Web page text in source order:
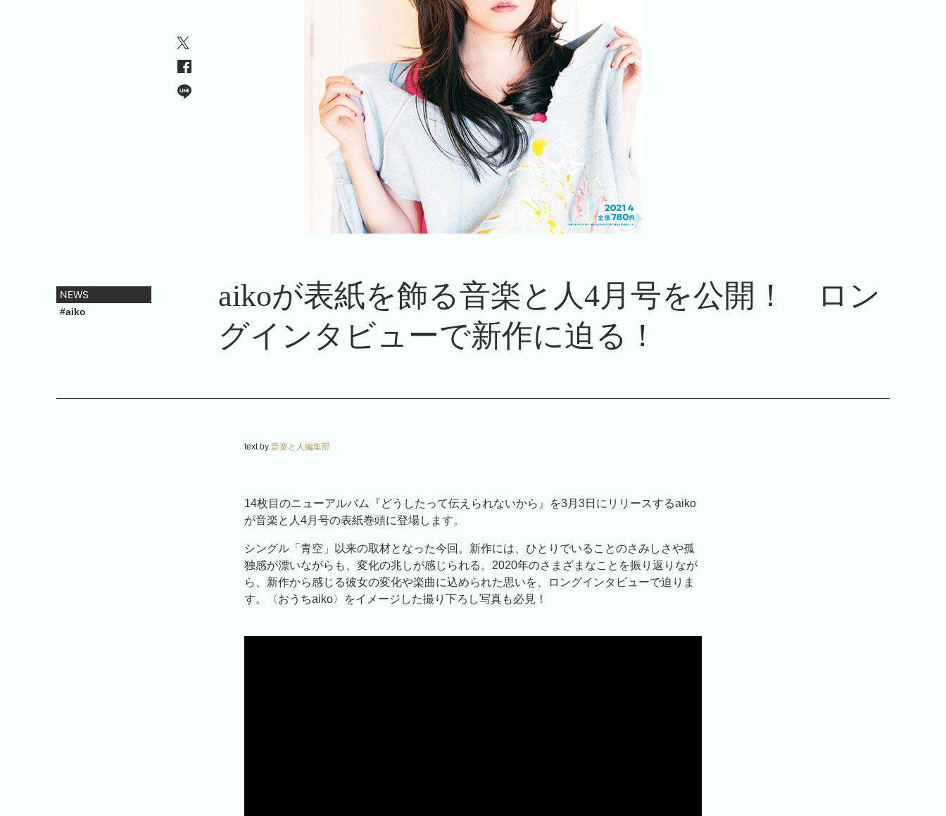
NEWS
#aiko
aikoが表紙を飾る音楽と人4月号を公開！ ロン
グインタビューで新作に迫る！
text by 音楽と人編集部
14枚目のニューアルバム『どうしたって伝えられないから』を3月3日にリリースするaiko
が音楽と人4月号の表紙巻頭に登場します。
シングル「青空」以来の取材となった今回。新作には、ひとりでいることのさみしさや孤
独感が漂いながらも、変化の兆しが感じられる。2020年のさまざまなことを振り返りなが
ら、新作から感じる彼女の変化や楽曲に込められた思いを、ロングインタビューで迫りま
す。〈おうちaiko〉をイメージした撮り下ろし写真も必見！